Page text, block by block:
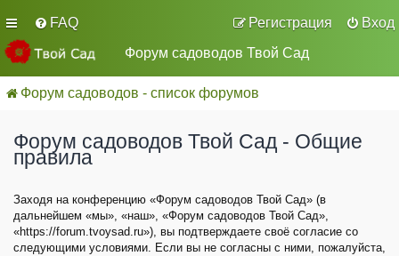
FAQ Вход
Регистрация
Форум садоводов Твой Сад
Форум садоводов - список форумов
Форум садоводов Твой Сад - Общие
правила
Заходя на конференцию «Форум садоводов Твой Сад» (в
дальнейшем «мы», «наш», «Форум садоводов Твой Сад»,
«https://forum.tvoysad.ru»), вы подтверждаете своё согласие со
следующими условиями. Если вы не согласны с ними, пожалуйста,